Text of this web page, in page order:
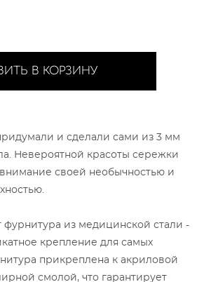
В КОРЗИНУ
и сделали сами из 3 мм
Невероятной красоты сережки
своей необычностью и
фурнитура из медицинской стали -
крепление для самых
прикреплена к акриловой
смолой, что гарантирует